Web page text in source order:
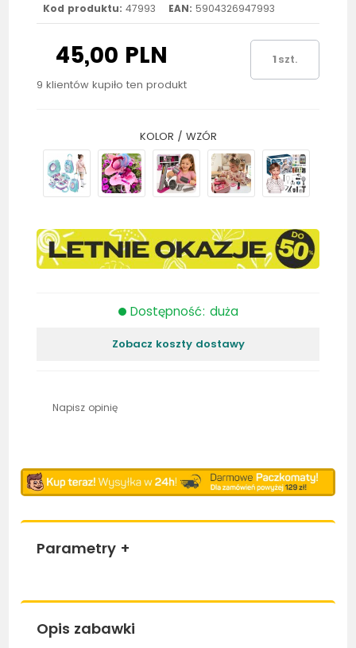
Kod produktu: 47993 EAN: 5904326947993
45,00 PLN
9 klientów kupiło ten produkt
szt.
KOLOR / WZÓR
Dostępność: duża
Zobacz koszty dostawy
Napisz opinię
Parametry +
Opis zabawki